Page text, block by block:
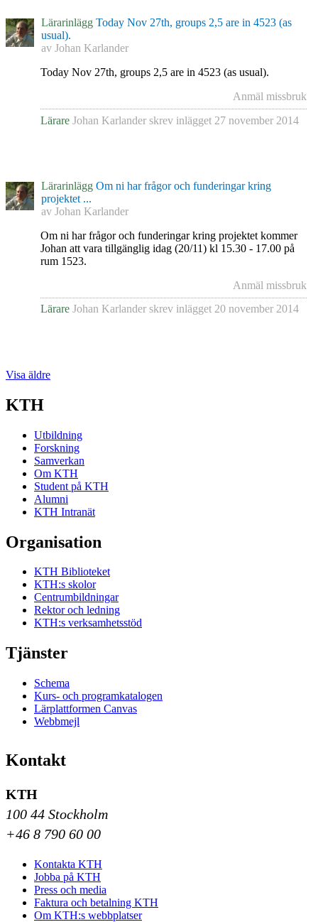
Lärarinlägg Today Nov 27th, groups 2,5 are in 4523 (as
usual).
av Johan Karlander
Today Nov 27th, groups 2,5 are in 4523 (as usual).
Anmäl missbruk
Lärare Johan Karlander skrev inlägget 27 november 2014
Lärarinlägg Om ni har frågor och funderingar kring
projektet ...
av Johan Karlander
Om ni har frågor och funderingar kring projektet kommer
Johan att vara tillgänglig idag (20/11) kl 15.30 - 17.00 på
rum 1523.
Anmäl missbruk
Lärare Johan Karlander skrev inlägget 20 november 2014
Visa äldre
KTH
Utbildning
Forskning
Samverkan
Om KTH
Student på KTH
Alumni
KTH Intranät
Organisation
KTH Biblioteket
KTH:s skolor
Centrumbildningar
Rektor och ledning
KTH:s verksamhetsstöd
Tjänster
Schema
Kurs- och programkatalogen
Lärplattformen Canvas
Webbmejl
Kontakt
KTH
100 44 Stockholm
+46 8 790 60 00
Kontakta KTH
Jobba på KTH
Press och media
Faktura och betalning KTH
Om KTH:s webbplatser